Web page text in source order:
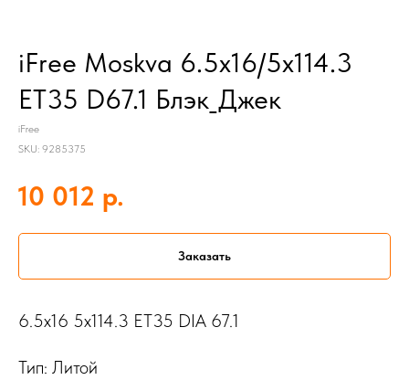
iFree Moskva 6.5x16/5x114.3
ET35 D67.1 Блэк_Джек
iFree
SKU: 9285375
10 012 р.
Заказать
6.5x16 5x114.3 ET35 DIA 67.1
Тип: Литой